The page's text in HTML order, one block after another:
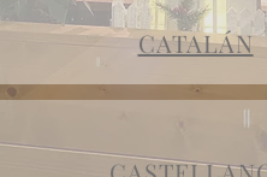
CATALÁN